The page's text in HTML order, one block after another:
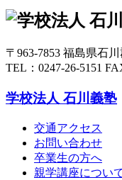
〒963-7853 福島県石
TEL：0247-26-5151
学校法人 石川義塾
交通アクセス
お問い合わせ
卒業生の方へ
親学講座につい